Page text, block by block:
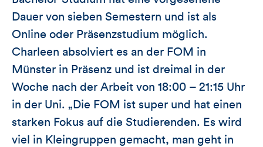
Dauer von sieben Semestern und ist als
Online oder Präsenzstudium möglich.
Charleen absolviert es an der FOM in
Münster in Präsenz und ist dreimal in der
Woche nach der Arbeit von 18:00 – 21:15 Uhr
in der Uni. „Die FOM ist super und hat einen
starken Fokus auf die Studierenden. Es wird
viel in Kleingruppen gemacht, man geht in